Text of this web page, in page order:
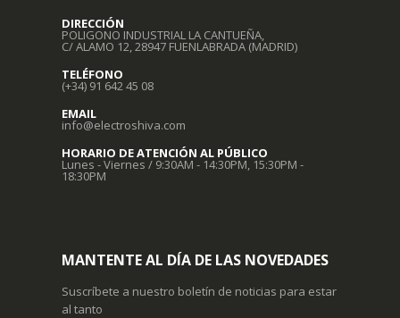
DIRECCIÓN
POLIGONO INDUSTRIAL LA CANTUEÑA,
C/ ALAMO 12, 28947 FUENLABRADA (MADRID)
TELÉFONO
(+34) 91 642 45 08
EMAIL
info@electroshiva.com
HORARIO DE ATENCIÓN AL PÚBLICO
Lunes - Viernes / 9:30AM - 14:30PM, 15:30PM -
18:30PM
MANTENTE AL DÍA DE LAS NOVEDADES
Suscríbete a nuestro boletín de noticias para estar
al tanto